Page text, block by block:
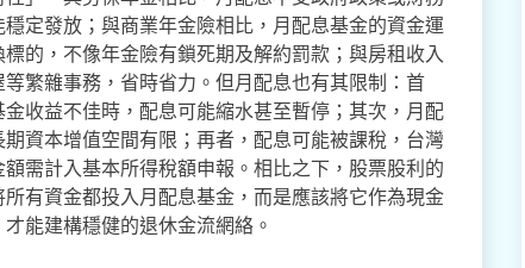
定發放；與商業年金險相比，月配息基金的資金運
的，不像年金險有鎖死期及解約罰款；與房租收入
繁雜事務，省時省力。但月配息也有其限制：首
收益不佳時，配息可能縮水甚至暫停；其次，月配
資本增值空間有限；再者，配息可能被課稅，台灣
需計入基本所得稅額申報。相比之下，股票股利的
有資金都投入月配息基金，而是應該將它作為現金
能建構穩健的退休金流網絡。